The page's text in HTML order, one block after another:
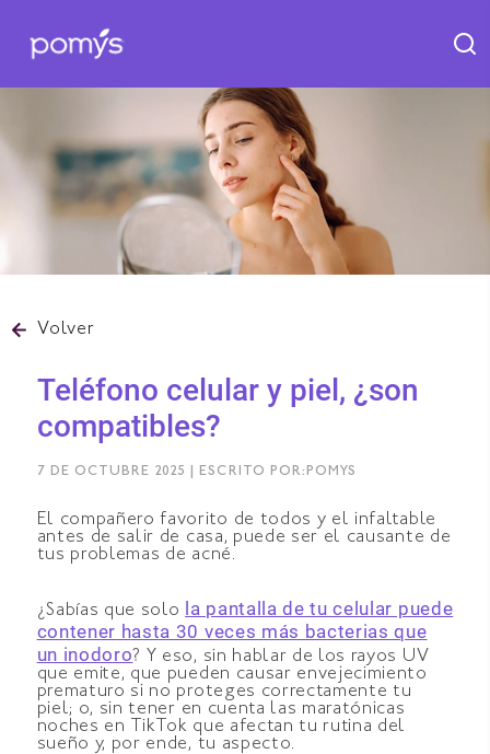
Volver
Teléfono celular y piel, ¿son
compatibles?
7 DE OCTUBRE 2025 | ESCRITO POR:POMYS
El compañero favorito de todos y el infaltable
antes de salir de casa, puede ser el causante de
tus problemas de acné.
¿Sabías que solo la pantalla de tu celular puede
contener hasta 30 veces más bacterias que
un inodoro? Y eso, sin hablar de los rayos UV
que emite, que pueden causar envejecimiento
prematuro si no proteges correctamente tu
piel; o, sin tener en cuenta las maratónicas
noches en TikTok que afectan tu rutina del
sueño y, por ende, tu aspecto.